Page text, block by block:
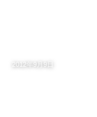
2012年9月9日